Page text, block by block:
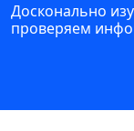
Досконально
проверяем